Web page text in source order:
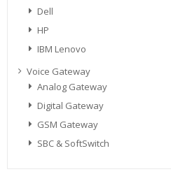
Dell
HP
IBM Lenovo
Voice Gateway
Analog Gateway
Digital Gateway
GSM Gateway
SBC & SoftSwitch